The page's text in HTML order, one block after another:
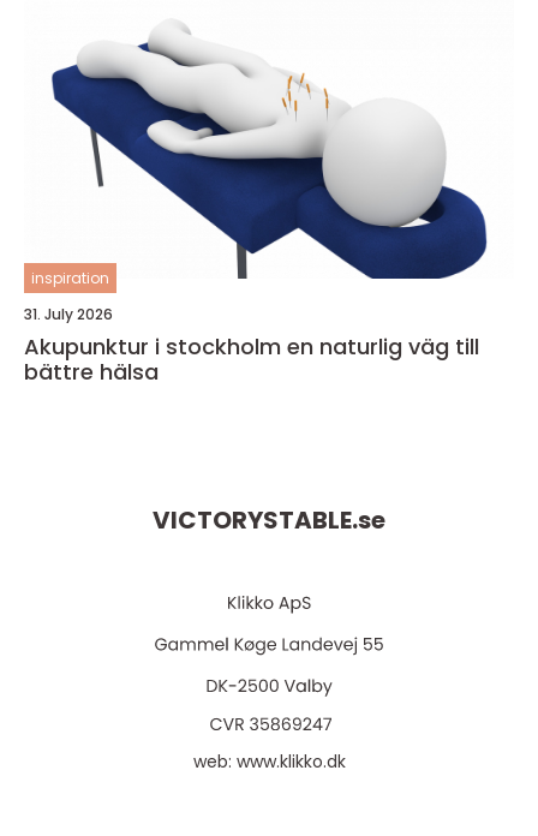
inspiration
31. July 2026
Akupunktur i stockholm en naturlig väg till
bättre hälsa
VICTORYSTABLE.se
web: www.klikko.dk